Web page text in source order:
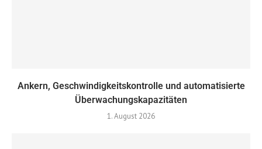
Ankern, Geschwindigkeitskontrolle und automatisierte
Überwachungskapazitäten
1. August 2026